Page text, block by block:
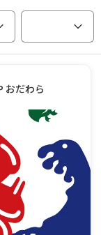
おだわら